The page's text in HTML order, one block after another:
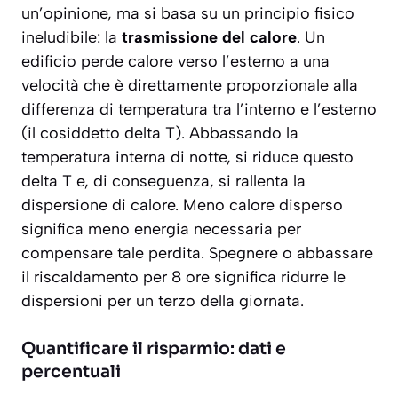
un’opinione, ma si basa su un principio fisico
ineludibile: la trasmissione del calore. Un
edificio perde calore verso l’esterno a una
velocità che è direttamente proporzionale alla
differenza di temperatura tra l’interno e l’esterno
(il cosiddetto delta T). Abbassando la
temperatura interna di notte, si riduce questo
delta T e, di conseguenza, si rallenta la
dispersione di calore. Meno calore disperso
significa meno energia necessaria per
compensare tale perdita. Spegnere o abbassare
il riscaldamento per 8 ore significa ridurre le
dispersioni per un terzo della giornata.
Quantificare il risparmio: dati e
percentuali